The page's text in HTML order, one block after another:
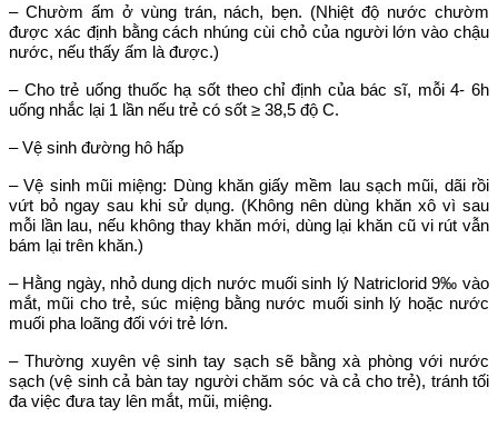
– Chườm ấm ở vùng trán, nách, bẹn. (Nhiệt độ nước chườm
được xác định bằng cách nhúng cùi chỏ của người lớn vào chậu
nước, nếu thấy ấm là được.)
– Cho trẻ uống thuốc hạ sốt theo chỉ định của bác sĩ, mỗi 4- 6h
uống nhắc lại 1 lần nếu trẻ có sốt ≥ 38,5 độ C.
– Vệ sinh đường hô hấp
– Vệ sinh mũi miệng: Dùng khăn giấy mềm lau sạch mũi, dãi rồi
vứt bỏ ngay sau khi sử dụng. (Không nên dùng khăn xô vì sau
mỗi lần lau, nếu không thay khăn mới, dùng lại khăn cũ vi rút vẫn
bám lại trên khăn.)
– Hằng ngày, nhỏ dung dịch nước muối sinh lý Natriclorid 9‰ vào
mắt, mũi cho trẻ, súc miệng bằng nước muối sinh lý hoặc nước
muối pha loãng đối với trẻ lớn.
– Thường xuyên vệ sinh tay sạch sẽ bằng xà phòng với nước
sạch (vệ sinh cả bàn tay người chăm sóc và cả cho trẻ), tránh tối
đa việc đưa tay lên mắt, mũi, miệng.